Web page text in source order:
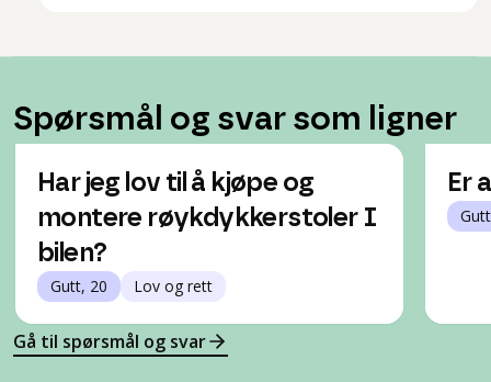
Spørsmål og svar som ligner
Har jeg lov til å kjøpe og
montere røykdykkerstoler I
bilen?
Gutt, 20 Lov og rett
Er
Gå til spørsmål og svar